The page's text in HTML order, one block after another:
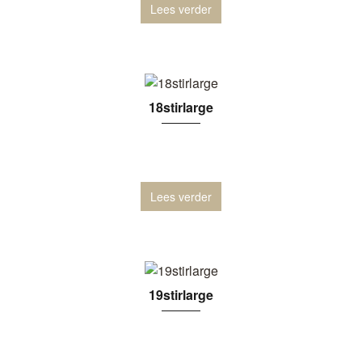
Lees verder
18stirlarge
Lees verder
19stirlarge